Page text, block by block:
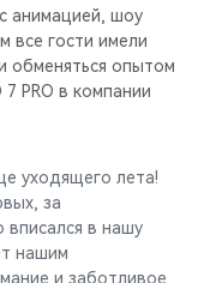
анимацией, шоу
все гости имели
обменяться опытом
PRO в компании
уходящего лета!
за
в нашу
нашим
и заботливое